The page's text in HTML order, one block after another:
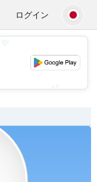
ログイン